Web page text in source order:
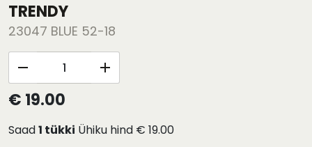
TRENDY
23047 BLUE 52-18
€ 19.00
Saad1 tükki Ühiku hind € 19.00